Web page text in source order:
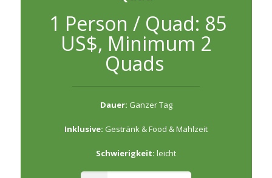
1 Person / Quad: 85
US$, Minimum 2
Quads
Dauer: Ganzer Tag
Inklusive: Gestränk & Food & Mahlzeit
Schwierigkeit: leicht